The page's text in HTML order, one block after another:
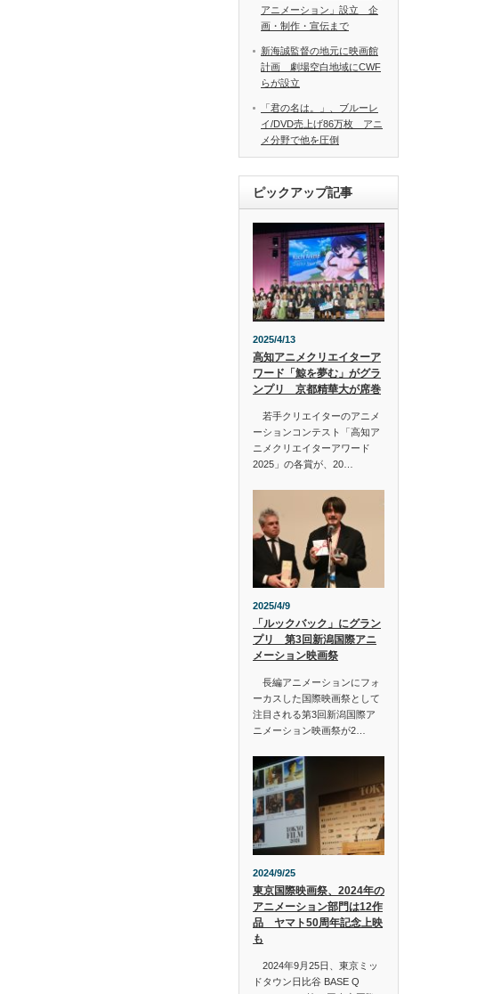
アニメーション」設立 企
画・制作・宣伝まで
新海誠監督の地元に映画館
計画 劇場空白地域にCWF
らが設立
「君の名は。」、ブルーレ
イ/DVD売上げ86万枚 アニ
メ分野で他を圧倒
ピックアップ記事
2025/4/13
高知アニメクリエイターア
ワード「鯨を夢む」がグラ
ンプリ 京都精華大が席巻
若手クリエイターのアニメ
ーションコンテスト「高知ア
ニメクリエイターアワード
2025」の各賞が、20…
2025/4/9
「ルックバック」にグラン
プリ 第3回新潟国際アニ
メーション映画祭
長編アニメーションにフォ
ーカスした国際映画祭として
注目される第3回新潟国際ア
ニメーション映画祭が2…
2024/9/25
東京国際映画祭、2024年の
アニメーション部門は12作
品 ヤマト50周年記念上映
も
2024年9月25日、東京ミッ
ドタウン日比谷 BASE Q